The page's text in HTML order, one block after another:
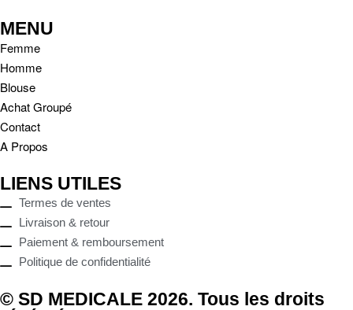
MENU
Femme
Homme
Blouse
Achat Groupé
Contact
A Propos
LIENS UTILES
Termes de ventes
Livraison & retour
Paiement & remboursement
Politique de confidentialité
© SD MEDICALE 2026. Tous les droits